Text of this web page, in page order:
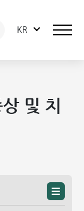
KR
및 치